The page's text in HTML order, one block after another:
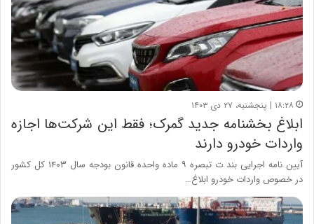
۱۸:۲۸ | پنجشنبه، ۲۷ دی ۱۴۰۳
ابلاغ بخشنامه جدید گمرک؛ فقط این شرکت‌ها اجازه
واردات خودرو دارند
آیین نامه اجرایی بند ت تبصره ۹ ماده واحده قانون بودجه سال ۱۴۰۳ کل کشور
در خصوص واردات خودرو ابلاغ…